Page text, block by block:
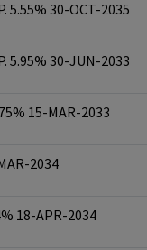
5.55% 30-OCT-2035
5.95% 30-JUN-2033
15-MAR-2033
2034
18-APR-2034